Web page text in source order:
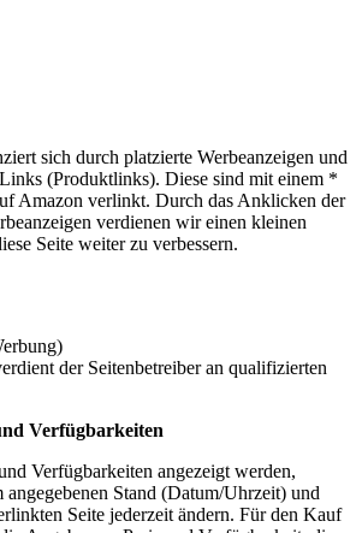
sich durch platzierte Werbeanzeigen und
(Produktlinks). Diese sind mit einem *
Amazon verlinkt. Durch das Anklicken der
verdienen wir einen kleinen
Seite weiter zu verbessern.
der Seitenbetreiber an qualifizierten
Verfügbarkeiten
Verfügbarkeiten angezeigt werden,
angegebenen Stand (Datum/Uhrzeit) und
Seite jederzeit ändern. Für den Kauf